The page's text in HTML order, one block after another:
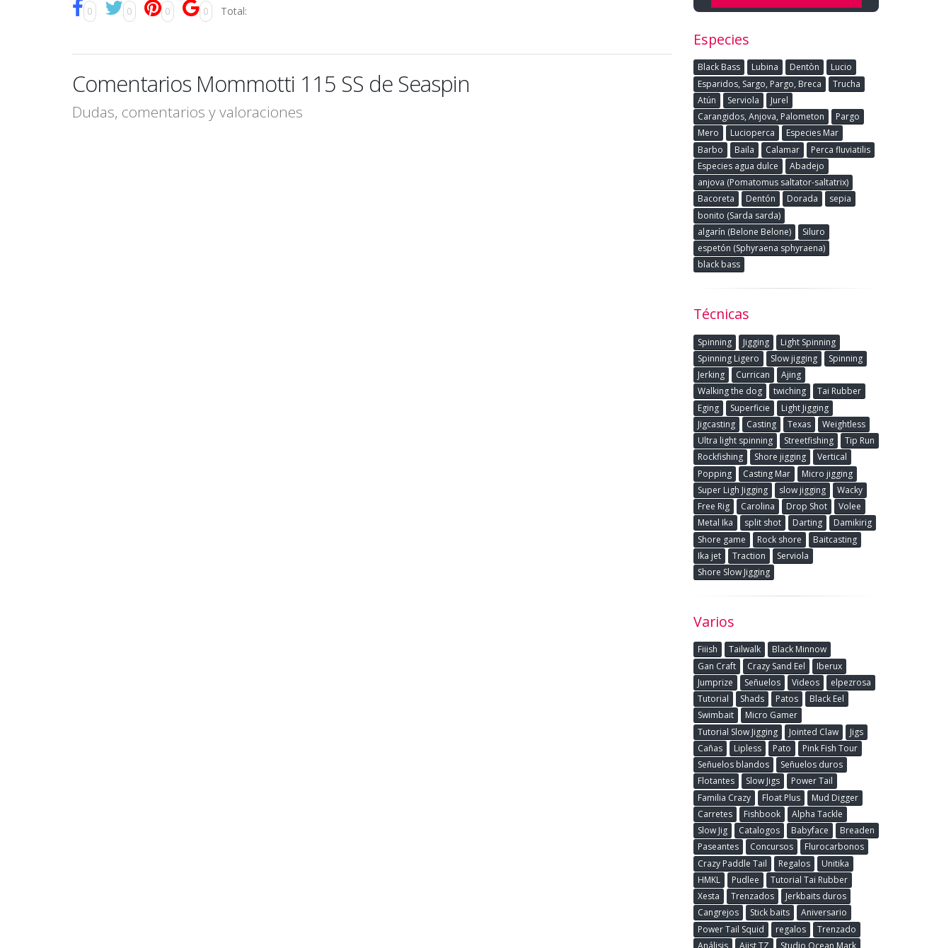
0 0 0 0 Total:
Comentarios Mommotti 115 SS de Seaspin
Dudas, comentarios y valoraciones
Especies
Black Bass Lubina Dentòn
Lucio
Esparidos, Sargo, Pargo, Breca
Trucha
Atún
Serviola
Jurel
Carangidos, Anjova, Palometon
Pargo
Mero
Lucioperca
Especies Mar
Barbo
Baila Calamar
Perca fluviatilis
Especies agua dulce
Abadejo
anjova (Pomatomus saltator-saltatrix)
Bacoreta
Dentón Dorada
sepia
bonito (Sarda sarda)
algarín (Belone Belone)
Siluro
espetón (Sphyraena sphyraena)
black bass
Técnicas
Spinning Jigging
Light Spinning
Spinning Ligero
Slow jigging
Spinning
Jerking
Currican
Ajing
Walking the dog
twiching
Tai Rubber
Eging
Superficie
Light Jigging
Jigcasting
Casting Texas
Weightless
Ultra light spinning
Streetfishing
Tip Run
Rockfishing
Shore jigging
Vertical
Popping
Casting Mar
Micro jigging
Super Ligh Jigging
slow jigging
Wacky
Free Rig
Carolina Drop Shot
Volee
Metal Ika
split shot Darting
Damikirig
Shore game
Rock shore
Baitcasting
Ika jet
Traction
Serviola
Shore Slow Jigging
Varios
Fiiish Tailwalk
Black Minnow
Gan Craft
Crazy Sand Eel
Iberux
Jumprize
Señuelos Videos
elpezrosa
Tutorial
Shads Patos
Black Eel
Swimbait
Micro Gamer
Tutorial Slow Jigging
Jointed Claw
Jigs
Cañas
Lipless Pato
Pink Fish Tour
Señuelos blandos
Señuelos duros
Flotantes
Slow Jigs
Power Tail
Familia Crazy
Float Plus
Mud Digger
Carretes
Fishbook
Alpha Tackle
Slow Jig
Catalogos Babyface
Breaden
Paseantes
Concursos
Flurocarbonos
Crazy Paddle Tail
Regalos
Unitika
HMKL
Pudlee
Tutorial Tai Rubber
Xesta
Trenzados
Jerkbaits duros
Cangrejos
Stick baits
Aniversario
Power Tail Squid
regalos
Trenzado
Análisis
Ajist TZ
Studio Ocean Mark